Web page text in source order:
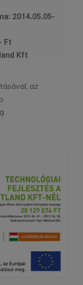
2014.05.05-
Ft
Kft
az